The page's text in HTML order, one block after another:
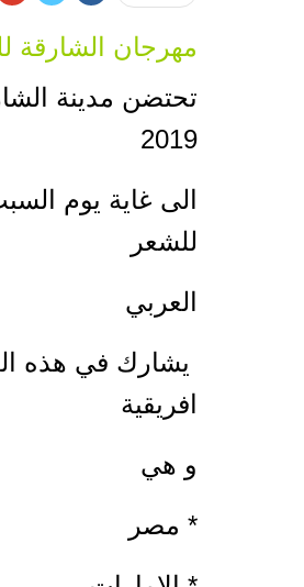
مهرجان الشارقة
2019
للشعر
العربي
يشارك في هذه
افريقية
و هي
* مصر